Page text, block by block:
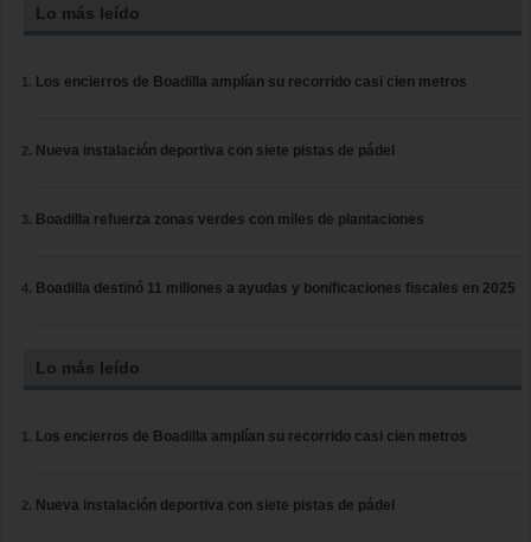
Lo más leído
Los encierros de Boadilla amplían su recorrido casi cien metros
Nueva instalación deportiva con siete pistas de pádel
Boadilla refuerza zonas verdes con miles de plantaciones
Boadilla destinó 11 millones a ayudas y bonificaciones fiscales en 2025
Lo más leído
Los encierros de Boadilla amplían su recorrido casi cien metros
Nueva instalación deportiva con siete pistas de pádel